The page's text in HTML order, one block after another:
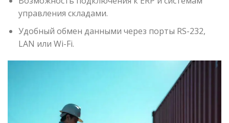
управления складами.
Удобный обмен данными через порты RS-232,
LAN или Wi-Fi.